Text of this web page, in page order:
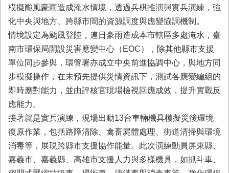
防
新
聞
業
務
專
區
便
民
服
務
網
站
模擬颱風豪雨造成淹水情境，透過兵棋推演與實兵演練，強
化中央與地方、跨縣市間的資源調度與應變協調機制。
情境設定為颱風登陸，連日豪雨造成本市轄區多處淹水，臺
南市環保局開設災害應變中心（EOC），除其他縣市支援
單位同步參與，環管署亦成立中央前進協調中心，與地方同
步模擬操作，在未預先提供災情資訊下，測試各應變編組的
即時應對能力，並由評核官現場檢視回應成效，提升實戰反
應能力。
接著就是實兵演練，現場出動13台車輛機具模擬災後環境
復原作業，包括路障清除、禽畜屍體處理、街道清掃與環境
消毒等，展現跨縣市支援協作能量。此次演練動員屏東縣、
嘉義市、嘉義縣、高雄市支援人力與多樣機具，如抓斗車、